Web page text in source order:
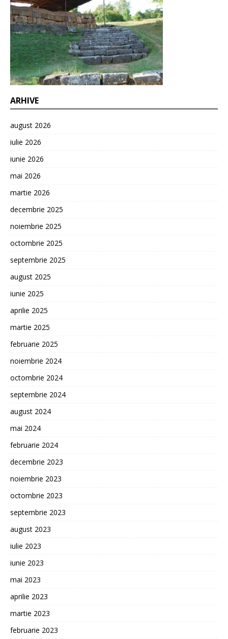
ARHIVE
august 2026
iulie 2026
iunie 2026
mai 2026
martie 2026
decembrie 2025
noiembrie 2025
octombrie 2025
septembrie 2025
august 2025
iunie 2025
aprilie 2025
martie 2025
februarie 2025
noiembrie 2024
octombrie 2024
septembrie 2024
august 2024
mai 2024
februarie 2024
decembrie 2023
noiembrie 2023
octombrie 2023
septembrie 2023
august 2023
iulie 2023
iunie 2023
mai 2023
aprilie 2023
martie 2023
februarie 2023